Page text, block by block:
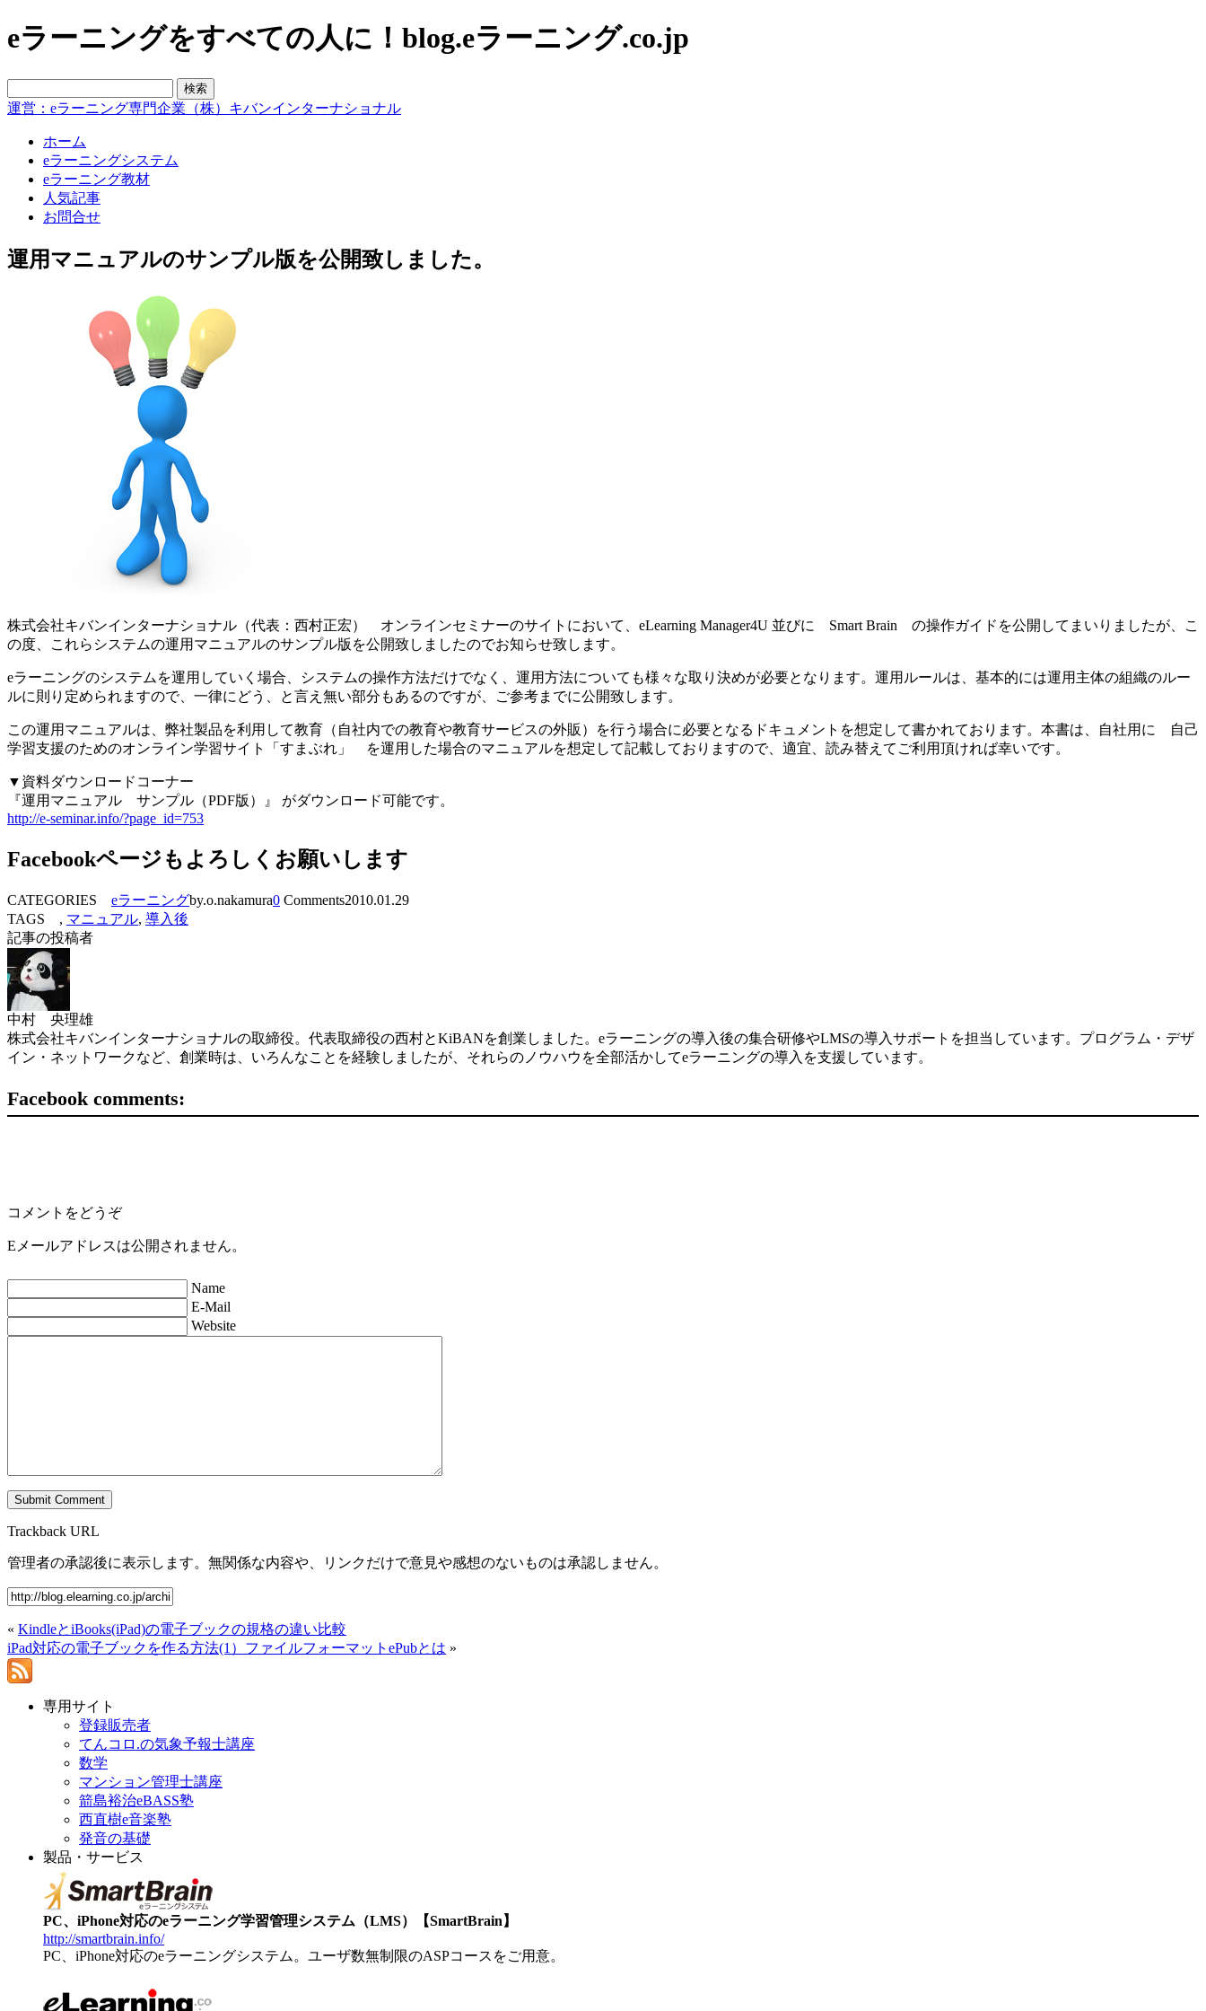
eラーニングをすべての人に！blog.eラーニング.co.jp
運営：eラーニング専門企業（株）キバンインターナショナル
ホーム
eラーニングシステム
eラーニング教材
人気記事
お問合せ
運用マニュアルのサンプル版を公開致しました。
株式会社キバンインターナショナル（代表：西村正宏） オンラインセミナーのサイトにおいて、eLearning Manager4U 並びに Smart Brain の操作ガイドを公開してまいりましたが、こ
の度、これらシステムの運用マニュアルのサンプル版を公開致しましたのでお知らせ致します。
eラーニングのシステムを運用していく場合、システムの操作方法だけでなく、運用方法についても様々な取り決めが必要となります。運用ルールは、基本的には運用主体の組織のルー
ルに則り定められますので、一律にどう、と言え無い部分もあるのですが、ご参考までに公開致します。
この運用マニュアルは、弊社製品を利用して教育（自社内での教育や教育サービスの外販）を行う場合に必要となるドキュメントを想定して書かれております。本書は、自社用に 自己
学習支援のためのオンライン学習サイト「すまぶれ」 を運用した場合のマニュアルを 想定して記載しておりますので、適宜、読み替えてご利用頂ければ幸いです。
▼資料ダウンロードコーナー
『運用マニュアル サンプル（PDF版）』 がダウンロード可能です。
http://e-seminar.info/?page_id=753
Facebookページもよろしくお願いします
CATEGORIES eラーニングby.o.nakamura0 Comments2010.01.29
TAGS , マニュアル, 導入後
記事の投稿者
中村 央理雄
株式会社キバンインターナショナルの取締役。代表取締役の西村とKiBANを創業しました。eラーニングの導入後の集合研修やLMSの導入サポートを担当しています。プログラム・デザ
イン・ネットワークなど、創業時は、いろんなことを経験しましたが、それらのノウハウを全部活かしてeラーニングの導入を支援しています。
Facebook comments:
コメントをどうぞ
Eメールアドレスは公開されません。
Name
E-Mail
Website
Trackback URL
管理者の承認後に表示します。無関係な内容や、リンクだけで意見や感想のないものは承認しません。
« KindleとiBooks(iPad)の電子ブックの規格の違い比較
iPad対応の電子ブックを作る方法(1）ファイルフォーマットePubとは »
専用サイト
登録販売者
てんコロ.の気象予報士講座
数学
マンション管理士講座
箭島裕治eBASS塾
西直樹e音楽塾
発音の基礎
製品・サービス
PC、iPhone対応のeラーニング学習管理システム（LMS）【SmartBrain】
http://smartbrain.info/
PC、iPhone対応のeラーニングシステム。ユーザ数無制限のASPコースをご用意。